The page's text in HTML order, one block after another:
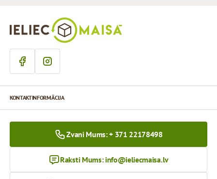
KONTAKTINFORMĀCIJA
Zvani Mums: + 371 22178498
Raksti Mums: info@ieliecmaisa.lv